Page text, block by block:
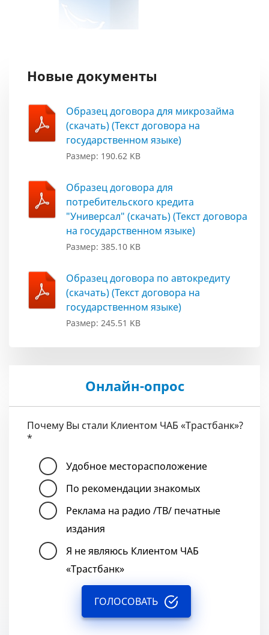
Новые документы
Образец договора для микрозайма
(скачать) (Текст договора на
государственном языке)
Размер: 190.62 KB
Образец договора для
потребительского кредита
"Универсал" (скачать) (Текст договора
на государственном языке)
Размер: 385.10 KB
Образец договора по автокредиту
(скачать) (Текст договора на
государственном языке)
Размер: 245.51 KB
Онлайн-опрос
Почему Вы стали Клиентом ЧАБ «Трастбанк»?
*
Удобное месторасположение
По рекомендации знакомых
Реклама на радио /ТВ/ печатные
издания
Я не являюсь Клиентом ЧАБ
«Трастбанк»
ГОЛОСОВАТЬ